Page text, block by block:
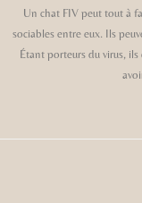
Un chat FIV peut tout à
sociables entre eux. Ils
Étant porteurs du virus,